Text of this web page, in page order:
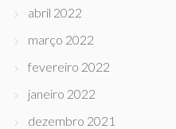
abril 2022
março 2022
fevereiro 2022
janeiro 2022
dezembro 2021